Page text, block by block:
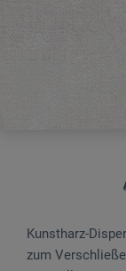
Kunstharz-
zum